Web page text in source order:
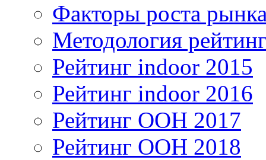
Факторы роста
Методология
Рейтинг indoor 2015
Рейтинг indoor 2016
Рейтинг OOH 2017
Рейтинг OOH 2018